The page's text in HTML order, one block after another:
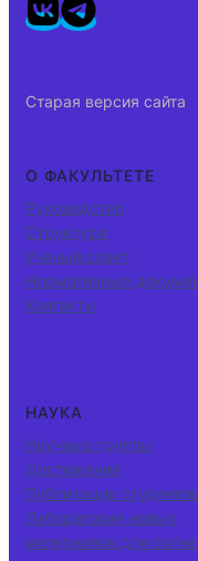
Старая версия сайта
О ФАКУЛЬТЕТЕ
Руководство
Структура
Ученый совет
Нормативные
Контакты
НАУКА
Научные группы
Достижения
Публикации студентов
Лаборатория новых
материалов для